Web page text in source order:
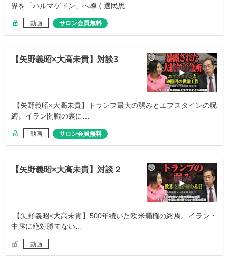
界を「ハルマゲドン」へ導く選民思…
動画 サロン会員無料
【矢野義昭×大高未貴】対談3
【矢野義昭×大高未貴】トランプ最大の弱みとエプスタインの呪
縛。イラン開戦の裏に…
動画 サロン会員無料
【矢野義昭×大高未貴】対談２
【矢野義昭×大高未貴】500年続いた欧米覇権の終焉。イラン・
中露に絶対勝てない…
動画